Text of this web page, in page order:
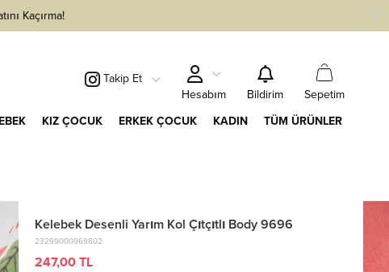
Kaçırma!
Takip Et
Hesabım
Bildirim
Sepetim
KIZ ÇOCUK ERKEK ÇOCUK KADIN TÜM ÜRÜNLER
Kelebek Desenli Yarım Kol Çıtçıtlı Body 9696
23299000969802
247,00 TL